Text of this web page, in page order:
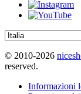
© 2010-2026
reserved.
Informazioni